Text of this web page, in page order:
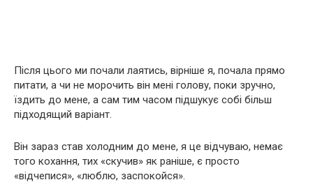
Після цього ми почали лаятись, вірніше я, почала прямо
питати, а чи не морочить він мені голову, поки зручно,
їздить до мене, а сам тим часом підшукує собі більш
підходящий варіант.
Він зараз став холодним до мене, я це відчуваю, немає
того кохання, тих «скучив» як раніше, є просто
«відчепися», «люблю, заспокойся».